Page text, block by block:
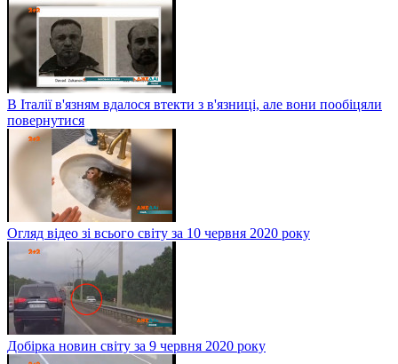
В Італії в'язням вдалося втекти з в'язниці, але вони пообіцяли
повернутися
Огляд відео зі всього світу за 10 червня 2020 року
Добірка новин світу за 9 червня 2020 року